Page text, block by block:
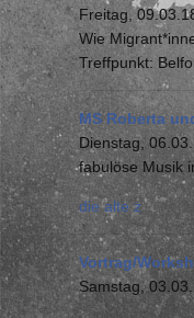
Freitag,
Wie
Treffpunkt:
MS Roberta
Dienstag,
fabulöse Musik
die alte z
Vortrag/
Samstag,